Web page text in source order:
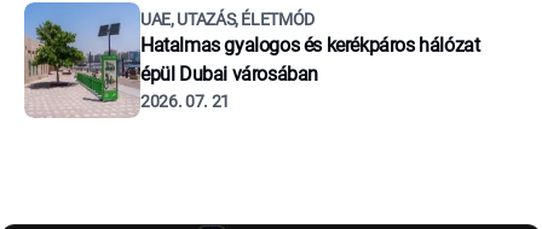
UAE, UTAZÁS, ÉLETMÓD
Hatalmas gyalogos és kerékpáros hálózat
épül Dubai városában
2026. 07. 21